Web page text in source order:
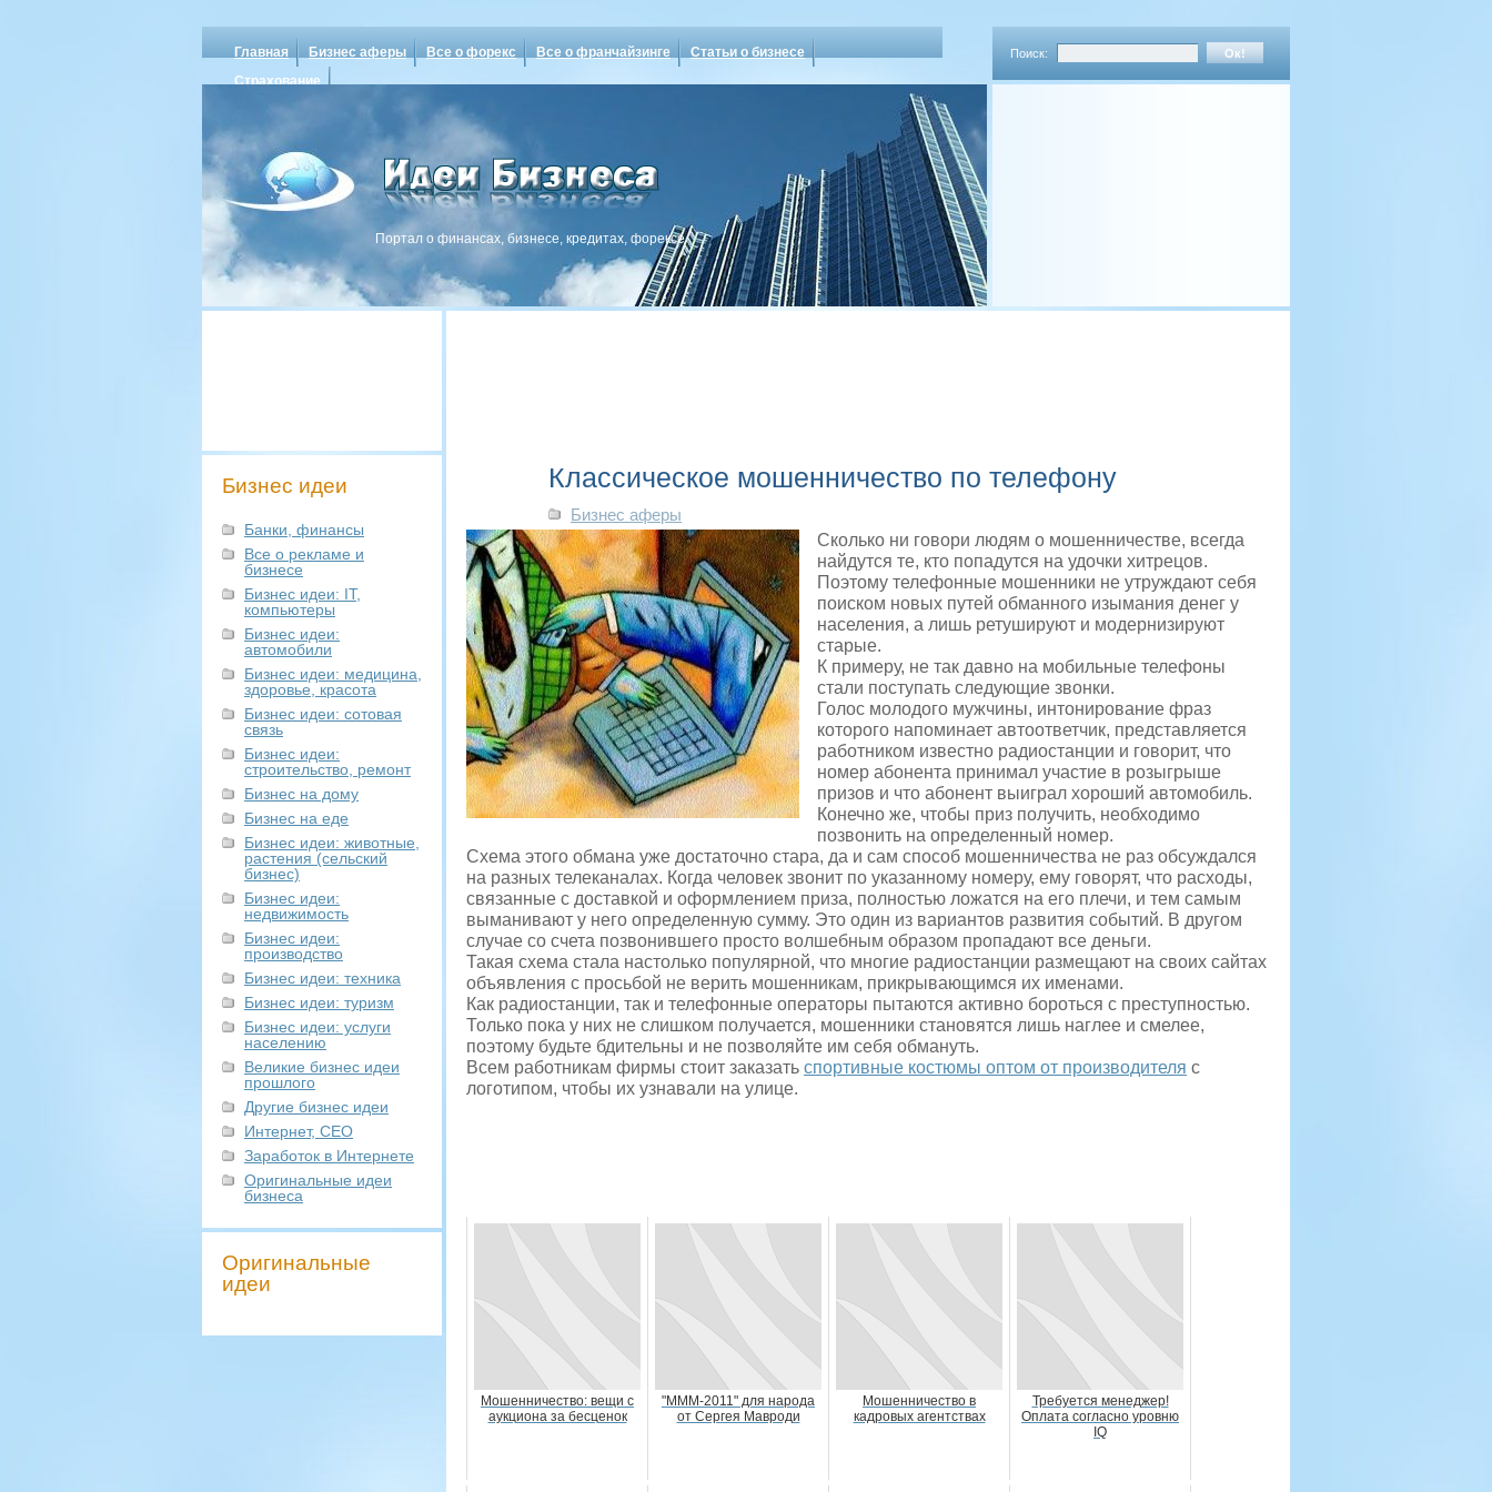
Главная Бизнес аферы Все о форекс Все о франчайзинге
Статьи о бизнесе
Страхование
Поиск:
Портал о финансах, бизнесе, кредитах, форексе
Бизнес идеи
Банки, финансы
Все о рекламе и
бизнесе
Бизнес идеи: IT,
компьютеры
Бизнес идеи:
автомобили
Бизнес идеи: медицина,
здоровье, красота
Бизнес идеи: сотовая
связь
Бизнес идеи:
строительство, ремонт
Бизнес на дому
Бизнес на еде
Бизнес идеи: животные,
растения (сельский
бизнес)
Бизнес идеи:
недвижимость
Бизнес идеи:
производство
Бизнес идеи: техника
Бизнес идеи: туризм
Бизнес идеи: услуги
населению
Великие бизнес идеи
прошлого
Другие бизнес идеи
Интернет, СЕО
Заработок в Интернете
Оригинальные идеи
бизнеса
Оригинальные
идеи
Классическое мошенничество по телефону
Бизнес аферы
Сколько ни говори людям о мошенничестве, всегда
найдутся те, кто попадутся на удочки хитрецов.
Поэтому телефонные мошенники не утруждают себя
поиском новых путей обманного изымания денег у
населения, а лишь ретушируют и модернизируют
старые.
К примеру, не так давно на мобильные телефоны
стали поступать следующие звонки.
Голос молодого мужчины, интонирование фраз
которого напоминает автоответчик, представляется
работником известно радиостанции и говорит, что
номер абонента принимал участие в розыгрыше
призов и что абонент выиграл хороший автомобиль.
Конечно же, чтобы приз получить, необходимо
позвонить на определенный номер.
Схема этого обмана уже достаточно стара, да и сам способ мошенничества не раз обсуждался
на разных телеканалах. Когда человек звонит по указанному номеру, ему говорят, что расходы,
связанные с доставкой и оформлением приза, полностью ложатся на его плечи, и тем самым
выманивают у него определенную сумму. Это один из вариантов развития событий. В другом
случае со счета позвонившего просто волшебным образом пропадают все деньги.
Такая схема стала настолько популярной, что многие радиостанции размещают на своих сайтах
объявления с просьбой не верить мошенникам, прикрывающимся их именами.
Как радиостанции, так и телефонные операторы пытаются активно бороться с преступностью.
Только пока у них не слишком получается, мошенники становятся лишь наглее и смелее,
поэтому будьте бдительны и не позволяйте им себя обмануть.
Всем работникам фирмы стоит заказать спортивные костюмы оптом от производителя с
логотипом, чтобы их узнавали на улице.
Мошенничество: вещи с
аукциона за бесценок
"МММ-2011" для народа
от Сергея Мавроди
Мошенничество в
кадровых агентствах
Требуется менеджер!
Оплата согласно уровню
IQ